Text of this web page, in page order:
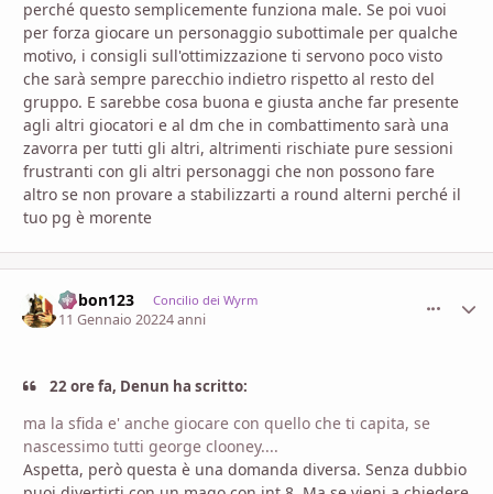
perché questo semplicemente funziona male. Se poi vuoi
per forza giocare un personaggio subottimale per qualche
motivo, i consigli sull'ottimizzazione ti servono poco visto
che sarà sempre parecchio indietro rispetto al resto del
gruppo. E sarebbe cosa buona e giusta anche far presente
agli altri giocatori e al dm che in combattimento sarà una
zavorra per tutti gli altri, altrimenti rischiate pure sessioni
frustranti con gli altri personaggi che non possono fare
altro se non provare a stabilizzarti a round alterni perché il
tuo pg è morente
bobon123 Concilio dei Wyrm
11 Gennaio 20224 anni
22 ore fa, Denun ha scritto:
ma la sfida e' anche giocare con quello che ti capita, se
nascessimo tutti george clooney....
Aspetta, però questa è una domanda diversa. Senza dubbio